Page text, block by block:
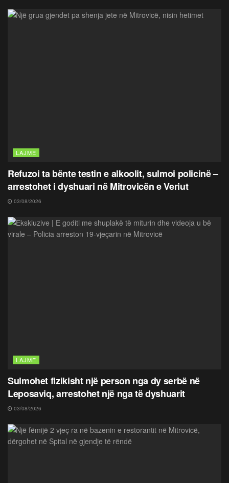
LAJME
Refuzoi ta bënte testin e alkoolit, sulmoi policinë –
arrestohet i dyshuari në Mitrovicën e Veriut
03/08/2026
LAJME
Sulmohet fizikisht një person nga dy serbë në
Leposaviq, arrestohet një nga të dyshuarit
03/08/2026